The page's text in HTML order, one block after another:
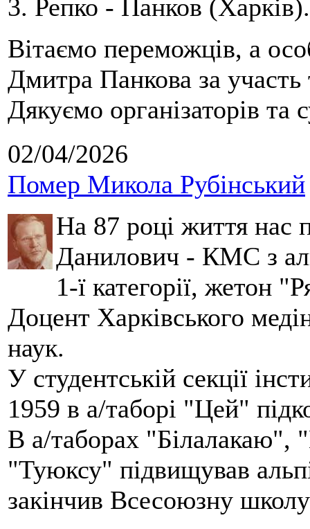
3. Репко - Панков (Харків).
Вітаємо переможців, а
Дмитра Панкова за
Дякуємо організаторів та
02/04/2026
Помер Микола Рубінський
На 87 році життя нас
Данилович - КМС з
1-ї категорії, жетон
Доцент Харківського
наук.
У студентській секції
1959 в а/таборі "Цей"
В а/таборах "Білалакаю",
"Туюксу" підвищував
закінчив Всесоюзну